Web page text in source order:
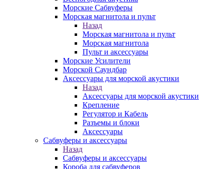
Морские Сабвуферы
Морская магнитола и пульт
Назад
Морская магнитола и пульт
Морская магнитола
Пульт и аксессуары
Морские Усилители
Морской Cаундбар
Аксессуары для морской акустики
Назад
Аксессуары для морской акустики
Крепление
Регулятор и Кабель
Разъемы и блоки
Аксессуары
Сабвуферы и аксессуары
Назад
Сабвуферы и аксессуары
Короба для сабвуферов